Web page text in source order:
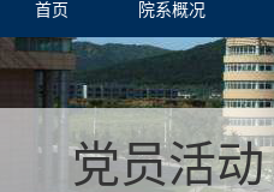
首页 院系概况
党员活动